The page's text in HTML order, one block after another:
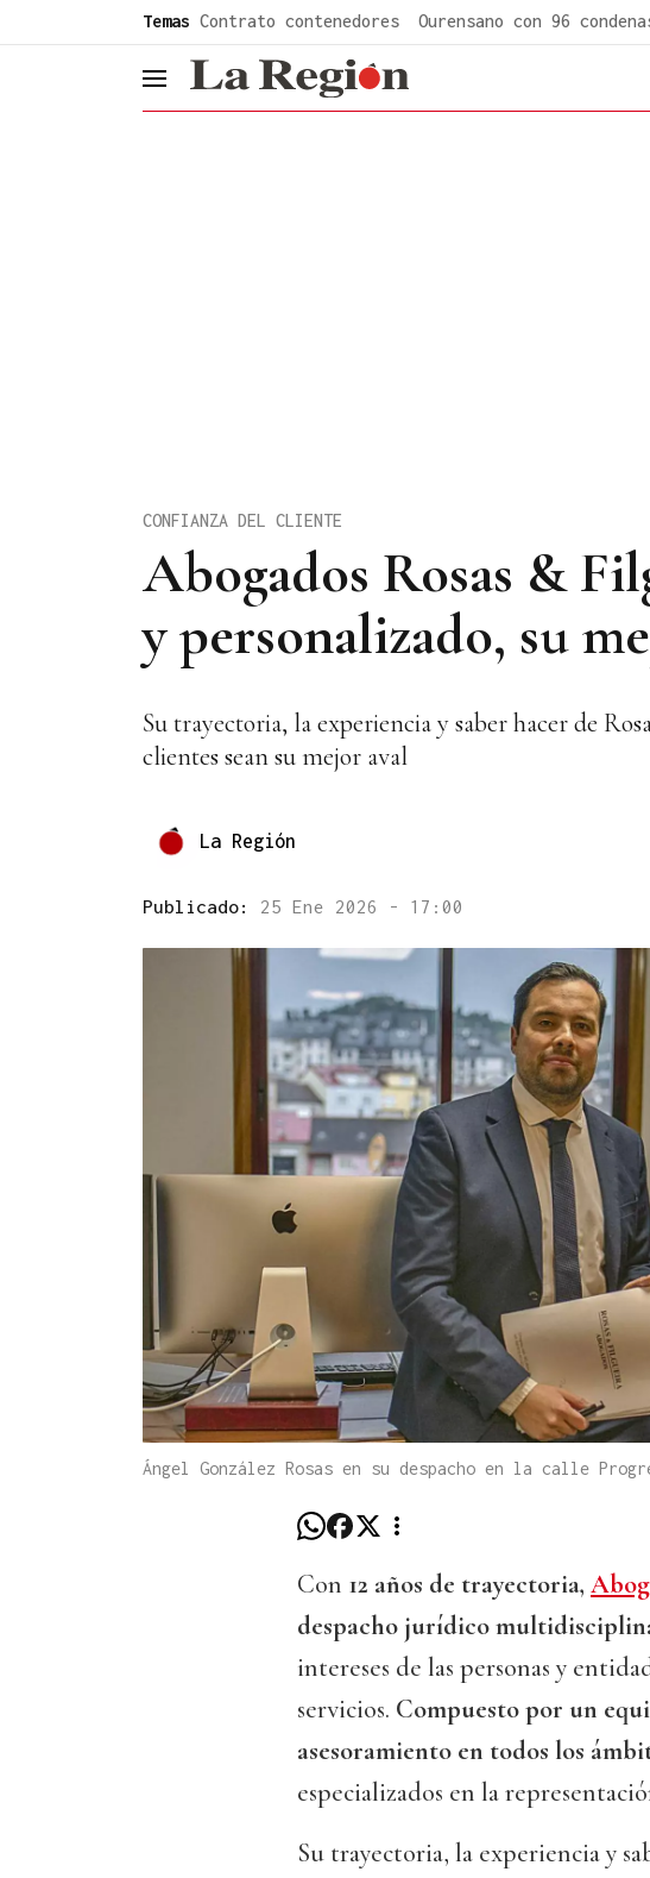
Temas Contrato contenedores Ourensano con 96
header.menu.open
Abogados Rosas &
y personalizado, su
CONFIANZA DEL CLIENTE
Su trayectoria, la experiencia y saber hacer de
clientes sean su mejor aval
La Región
Publicado: 25 Ene 2026 - 17:00
Ángel González Rosas en su despacho en la calle
Con 12 años de trayectoria,
despacho jurídico
intereses de las personas y
servicios. Compuesto por un
asesoramiento en todos los
especializados en la
Su trayectoria, la experiencia y